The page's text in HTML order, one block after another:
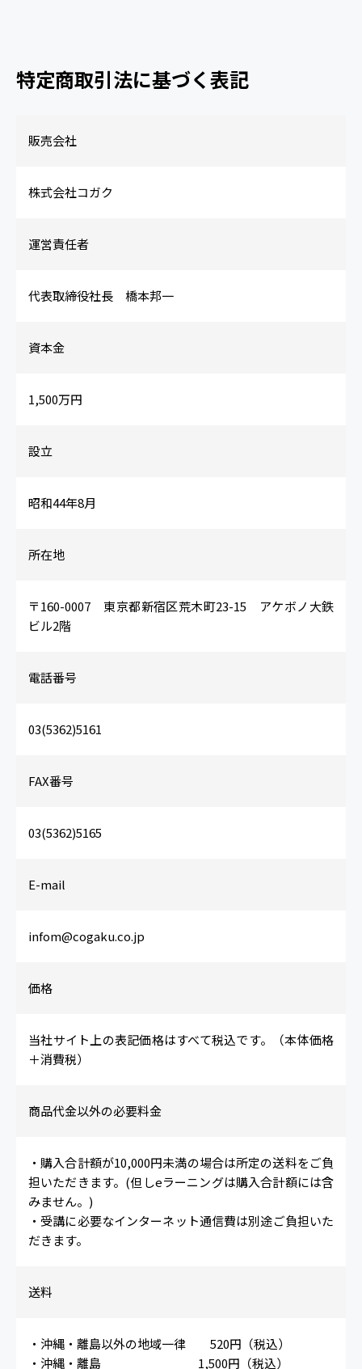
特定商取引法に基づく表記
販売会社
株式会社コガク
運営責任者
代表取締役社長 橋本邦一
資本金
1,500万円
設立
昭和44年8月
所在地
〒160-0007 東京都新宿区荒木町23-15 アケボノ大鉄
ビル2階
電話番号
03(5362)5161
FAX番号
03(5362)5165
E-mail
infom@cogaku.co.jp
価格
当社サイト上の表記価格はすべて税込です。（本体価格
＋消費税）
商品代金以外の必要料金
・購入合計額が10,000円未満の場合は所定の送料をご負
担いただきます。(但しeラーニングは購入合計額には含
みません。)
・受講に必要なインターネット通信費は別途ご負担いた
だきます。
送料
・沖縄・離島以外の地域一律 520円（税込）
・沖縄・離島 1,500円（税込）